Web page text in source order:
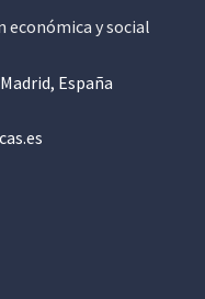
económica y social
España